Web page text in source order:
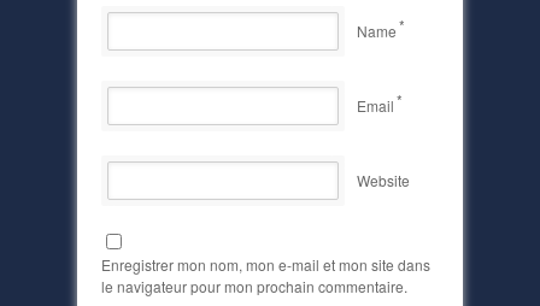
Name*
Email*
Website
Enregistrer mon nom, mon e-mail et mon site dans
le navigateur pour mon prochain commentaire.